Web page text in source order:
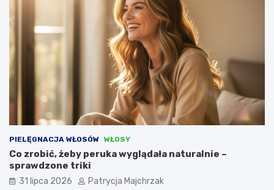
PIELĘGNACJA WŁOSÓW WŁOSY
Co zrobić, żeby peruka wyglądała naturalnie –
sprawdzone triki
31 lipca 2026 Patrycja Majchrzak